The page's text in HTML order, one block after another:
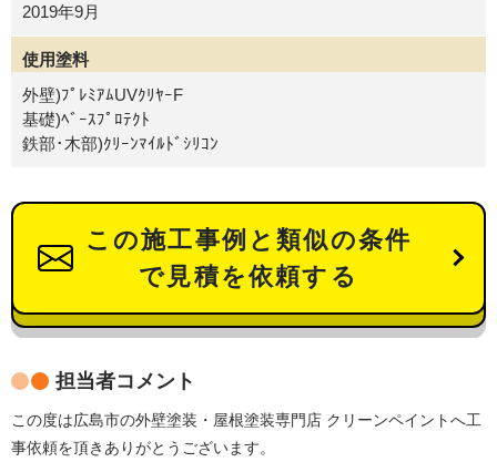
2019年9月
使用塗料
外壁)ﾌﾟﾚﾐｱﾑUVｸﾘﾔｰF
基礎)ﾍﾞｰｽﾌﾟﾛﾃｸﾄ
鉄部･木部)ｸﾘｰﾝﾏｲﾙﾄﾞｼﾘｺﾝ
この施工事例と類似の条件
で見積を依頼する
担当者コメント
この度は広島市の外壁塗装・屋根塗装専門店 クリーンペイントへ工
事依頼を頂きありがとうございます。